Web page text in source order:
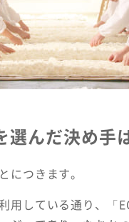
んだ決め手
につきます。
用している通り、「